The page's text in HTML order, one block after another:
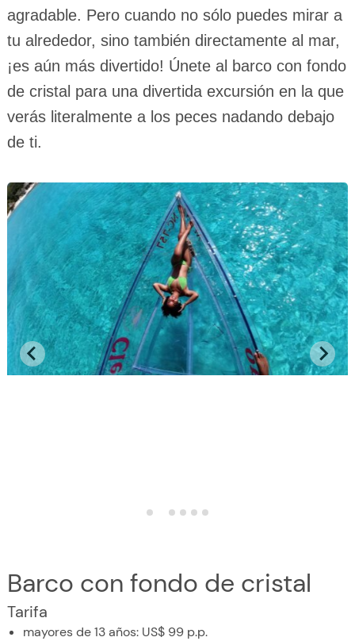
agradable. Pero cuando no sólo puedes mirar a
tu alrededor, sino también directamente al mar,
¡es aún más divertido! Únete al barco con fondo
de cristal para una divertida excursión en la que
verás literalmente a los peces nadando debajo
de ti.
Barco con fondo de cristal
Tarifa
mayores de 13 años: US$ 99 p.p.